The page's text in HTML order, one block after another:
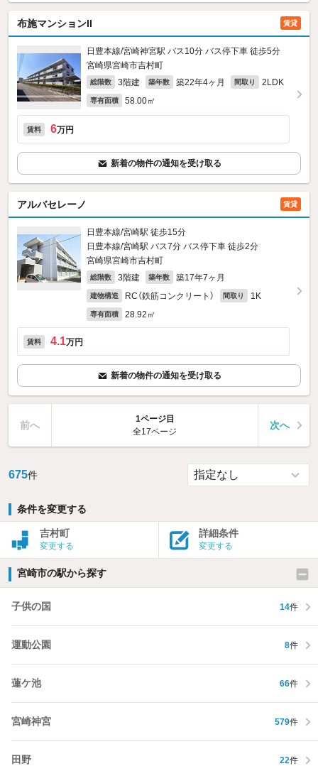
布施マンションII 賃貸
日豊本線/宮崎神宮駅 バス10分 バス停下車 徒歩5分
宮崎県宮崎市吉村町
総階数 3階建 築年数 築22年4ヶ月 間取り 2LDK
専有面積 58.00㎡
賃料 6万円
新着の物件の通知を受け取る
アルバセレーノ 賃貸
日豊本線/宮崎駅 徒歩15分
日豊本線/宮崎駅 バス7分 バス停下車 徒歩2分
宮崎県宮崎市吉村町
総階数 3階建 築年数 築17年7ヶ月
建物構造 RC（鉄筋コンクリート） 間取り 1K
専有面積 28.92㎡
賃料 4.1万円
新着の物件の通知を受け取る
前へ
1ページ目
全17ページ
次へ
675件
条件を変更する
吉村町
変更する
詳細条件
変更する
宮崎市の駅から探す
子供の国 14件
運動公園 8件
蓮ケ池 66件
宮崎神宮 579件
田野 22件